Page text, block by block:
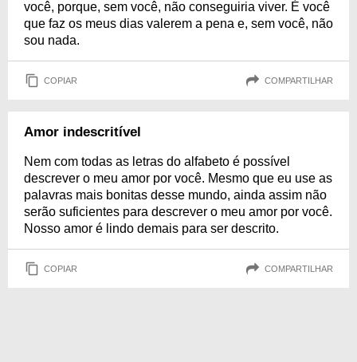
você, porque, sem você, não conseguiria viver. É você
que faz os meus dias valerem a pena e, sem você, não
sou nada.
COPIAR COMPARTILHAR
Amor indescritível
Nem com todas as letras do alfabeto é possível
descrever o meu amor por você. Mesmo que eu use as
palavras mais bonitas desse mundo, ainda assim não
serão suficientes para descrever o meu amor por você.
Nosso amor é lindo demais para ser descrito.
COPIAR COMPARTILHAR